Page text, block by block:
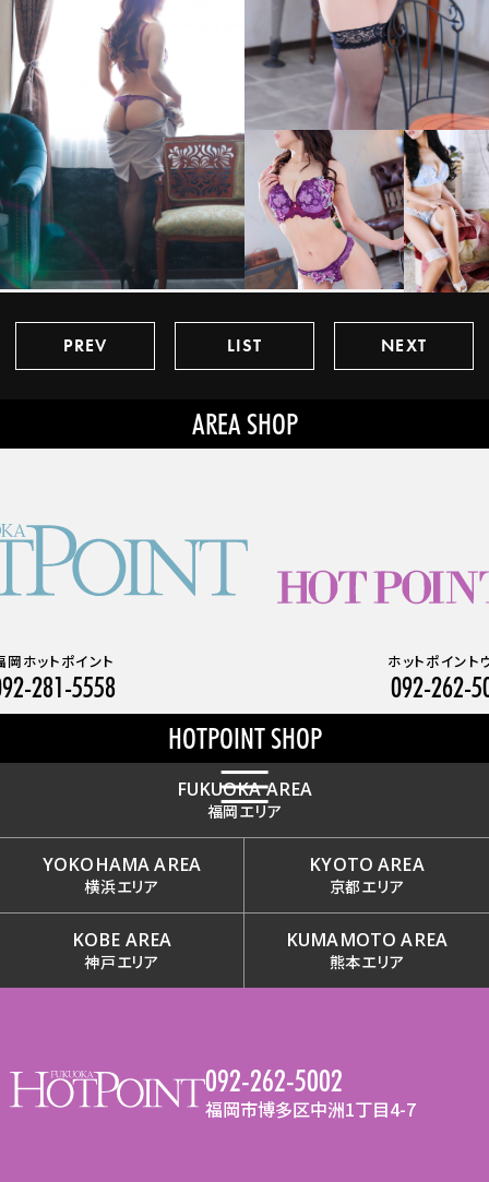
深く、甘く、そして密やかに
記憶へと残っていくことでしょう。
※ 50分～マットプレイ可!!
ご予約、ご来店
心よりお待ちしております。
【ご予約に関してのお知らせ】
◆◆お電話ご予約◆◆
1週間前からお電話ご予約可能
です。
◆当日ご予約の場合◆
当日のAM6：00より、電話予約
※当日の電話ご予約も可能ですので、
下記の番号をクリックしてお電話下さい。
↓ご予約、お問い合わせ番号↓
PREV LIST NEXT
岡ホットポイント
281-5558
ホットポイント
092-262-
YOKOHAMA AREA
横浜エリア
KYOTO AREA
京都エリア
KOBE AREA
神戸エリア
FUKUOKA AREA
福岡エリア
KUMAMOTO AREA
熊本エリア
092-262-5002
福岡市博多区中洲1丁目4-7